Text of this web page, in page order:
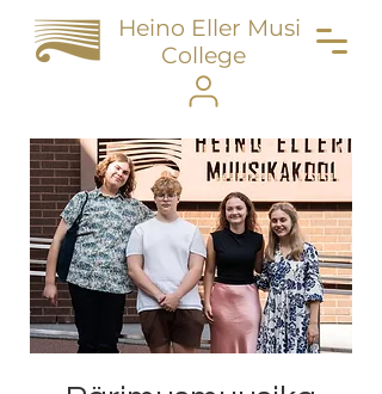
Heino Eller Music
College